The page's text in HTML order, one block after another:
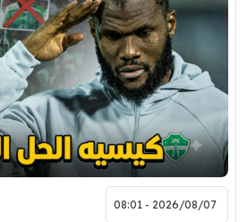
2026/08/07 - 08:01